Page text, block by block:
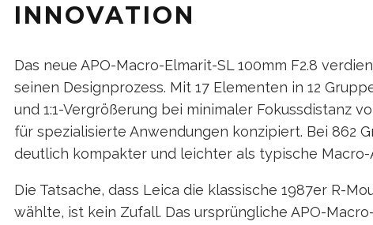
INNOVATION
Das neue APO-Macro-Elmarit-SL 100mm F2.8
seinen Designprozess. Mit 17 Elementen in 12
und 1:1-Vergrößerung bei minimaler Fokussdistanz
für spezialisierte Anwendungen konzipiert. Bei 862
deutlich kompakter und leichter als typische
Die Tatsache, dass Leica die klassische 1987er R-
wählte, ist kein Zufall. Das ursprüngliche APO-